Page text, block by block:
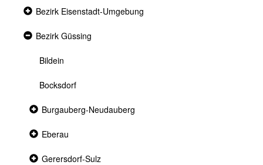
Collapsed
Bezirk Eisenstadt-Umgebung
Expanded
Bezirk Güssing
Bildein
Bocksdorf
Collapsed
section
Burgauberg-Neudauberg
Collapsed
Eberau
Collapsed
Gerersdorf-Sulz